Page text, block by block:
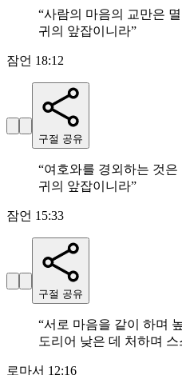
“사람의 마음의 교만은
귀의 앞잡이니라”
잠언 18:12
구절 공유
“여호와를 경외하는 것
귀의 앞잡이니라”
잠언 15:33
구절 공유
“서로 마음을 같이 하며
도리어 낮은 데 처하며
로마서 12:16